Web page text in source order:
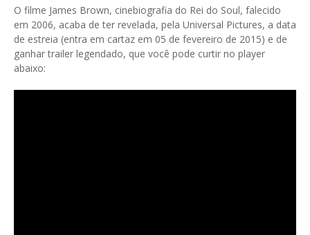
O filme James Brown, cinebiografia do Rei do Soul, falecido
em 2006, acaba de ter revelada, pela Universal Pictures, a data
de estreia (entra em cartaz em 05 de fevereiro de 2015) e de
ganhar trailer legendado, que você pode curtir no player
abaixo: